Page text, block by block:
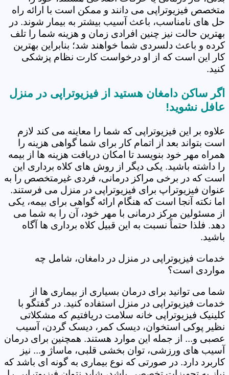
متخصص فیزیوتراپی می دانند و ممکن است با ارائه راه
حل های نامناسب، باعث آسیب بیشتر به بیمار شوند. در
بهترین حالت نیز چنین افرادی زمان و هزینه شما را تلف
کرده و باعث دلسردی شما خواهند شد؛ بنابراین بهترین
کار این است که از او درخواست کارت نظام پزشکی
کنید.
اگر ساکن دامغان هستید از فیزیوتراپی در منزل
عافل نشوید!
علاوه بر این فیزیوتراپی که شما را معاینه می کند لازم
است بتواند بعد از اتمام کار برای شما گواهی هزینه را
همراه مهر خود بنویسد تا امکان دریافت هزینه ها از بیمه
را داشته باشید. یکی دیگر از روش های کلاه برداری این
است که در برخی مراکز درمانی، فردی غیرمتخصص را به
عنوان فیزیوتراپ برای فیزیوتراپی در منزل می فرستند.
اما نکته آنجا است که هنگام ارائه گواهی برای بیمه، یکی
از مسئولین مرکز درمانی با مهر خود، آن را به شما می
دهد. فلذا حتماً نسبت به این قبیل کلاه برداری ها آگاه
باشید.
خدمات فیزیوتراپی در منزل در دامغان، شامل چه
مواردی است؟
شما می توانید برای درمان بسیاری از بیماری ها از
خدمات فیزیوتراپی در منزل استفاده کنید. در گفتگو با
کلینیک فیزیوتراپی خانه سلامت دریافتیم که مشکلاتی
نظیر پوکی استخوان، دیسک کمر، دیسک گردن، آسیب
عصبی و... از جمله این موارد هستند. همچنین برای درمان
آسیب های ورزشی، توان بخشی قلبی، ماساژ و... نیز
کاربرد دارد. در صورتی که نوع بیماری به گونه ای باشد که